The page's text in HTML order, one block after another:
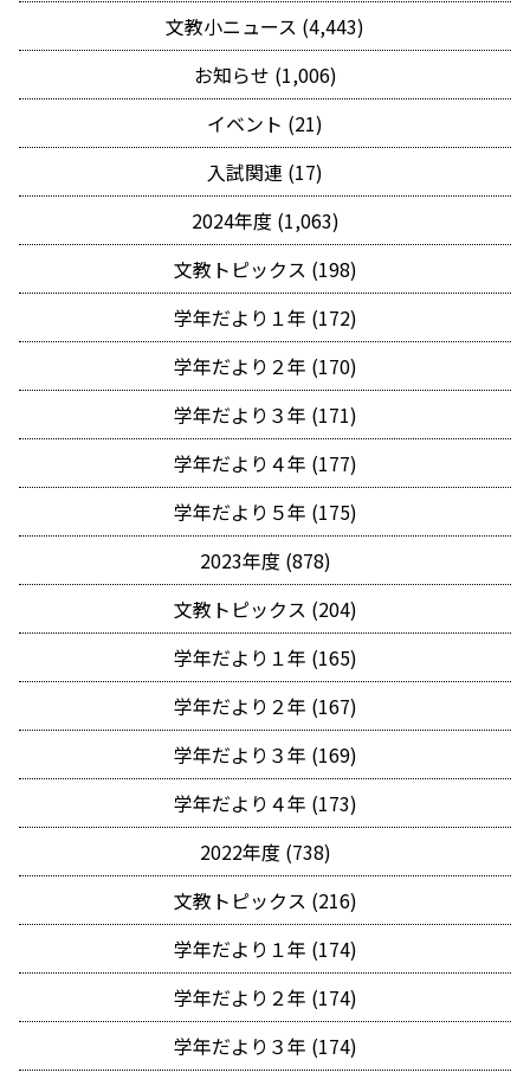
文教小ニュース (4,443)
お知らせ (1,006)
イベント (21)
入試関連 (17)
2024年度 (1,063)
文教トピックス (198)
学年だより１年 (172)
学年だより２年 (170)
学年だより３年 (171)
学年だより４年 (177)
学年だより５年 (175)
2023年度 (878)
文教トピックス (204)
学年だより１年 (165)
学年だより２年 (167)
学年だより３年 (169)
学年だより４年 (173)
2022年度 (738)
文教トピックス (216)
学年だより１年 (174)
学年だより２年 (174)
学年だより３年 (174)